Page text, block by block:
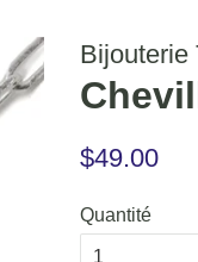
Bijouterie
Prix
$49.00
Quantité